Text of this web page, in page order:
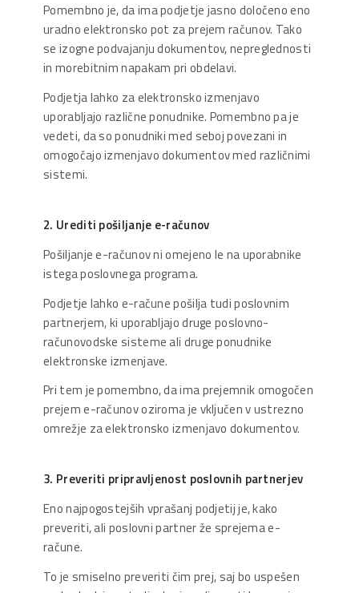
Pomembno je, da ima podjetje jasno določeno eno
uradno elektronsko pot za prejem računov. Tako
se izogne podvajanju dokumentov, nepreglednosti
in morebitnim napakam pri obdelavi.
Podjetja lahko za elektronsko izmenjavo
uporabljajo različne ponudnike. Pomembno pa je
vedeti, da so ponudniki med seboj povezani in
omogočajo izmenjavo dokumentov med različnimi
sistemi.
2. Urediti pošiljanje e-računov
Pošiljanje e-računov ni omejeno le na uporabnike
istega poslovnega programa.
Podjetje lahko e-račune pošilja tudi poslovnim
partnerjem, ki uporabljajo druge poslovno-
računovodske sisteme ali druge ponudnike
elektronske izmenjave.
Pri tem je pomembno, da ima prejemnik omogočen
prejem e-računov oziroma je vključen v ustrezno
omrežje za elektronsko izmenjavo dokumentov.
3. Preveriti pripravljenost poslovnih partnerjev
Eno najpogostejših vprašanj podjetij je, kako
preveriti, ali poslovni partner že sprejema e-
račune.
To je smiselno preveriti čim prej, saj bo uspešen